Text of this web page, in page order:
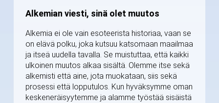
Alkemian viesti, sinä olet muutos
Alkemia ei ole vain esoteerista historiaa, vaan se
on elävä polku, joka kutsuu katsomaan maailmaa
ja itseä uudella tavalla. Se muistuttaa, että kaikki
ulkoinen muutos alkaa sisältä. Olemme itse sekä
alkemisti että aine, jota muokataan, siis sekä
prosessi että lopputulos. Kun hyväksymme oman
keskeneräisyytemme ja alamme työstää sisäistä